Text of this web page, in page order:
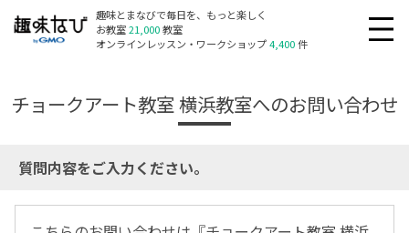
趣味とまなびで毎日を、もっと楽しく
お教室21,000教室
オンラインレッスン・ワークショップ4,400件
チョークアート教室 横浜教室へのお問い合わせ
質問内容をご入力ください。